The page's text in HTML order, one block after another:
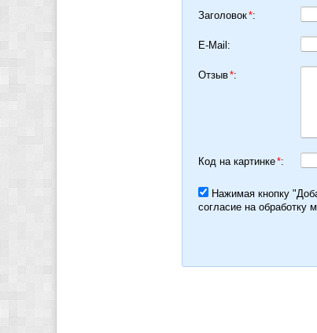
Заголовок*:
E-Mail:
Отзыв*:
Код на картинке*:
Нажимая кнопку
согласие на обработку